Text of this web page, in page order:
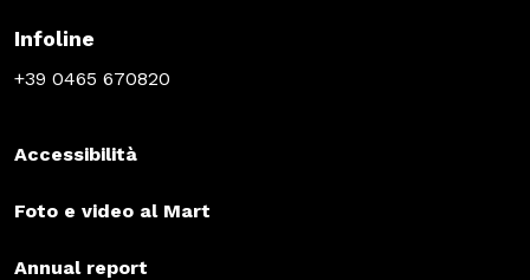
Infoline
+39 0465 670820
Accessibilità
Foto e video al Mart
Annual report